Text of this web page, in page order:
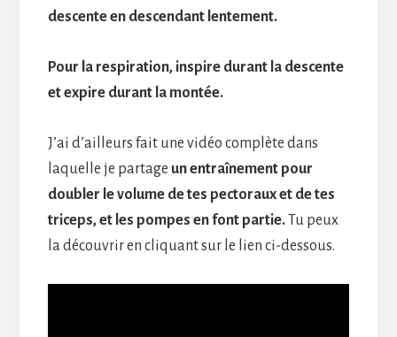
descente en descendant lentement.
Pour la respiration, inspire durant la descente
et expire durant la montée.
J’ai d’ailleurs fait une vidéo complète dans
laquelle je partage un entraînement pour
doubler le volume de tes pectoraux et de tes
triceps, et les pompes en font partie.Tu peux
la découvrir en cliquant sur le lien ci-dessous.